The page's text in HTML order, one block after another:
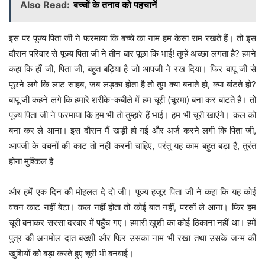
Also Read: बच्चों के तनाव को पहचानें
इस पर पूज्य पिता जी ने फरमाया कि बच्चे का नाम हम केसा राम रखते हैं। तो इस
दौरान परिवार से पूज्य पिता जी ने तीन बार पूछा कि भाई! तुम्हें अच्छा लगता है? हमने
कहा कि हाँ जी, पिता जी, बहुत बढ़िया है जो आपजी ने रख दिया। फिर बापू जी से
पूछने लगे कि लाट साहब, जब लड़का होता है तो तुम क्या बनाते हो, क्या बांटते हो?
बापू जी कहने लगे कि हमारे शरीके-कबीले में हम चूरी (चूरमा) बना कर बांटते हैं। तो
पूज्य पिता जी ने फरमाया कि हम भी तो तुम्हारे हैं भाई। हम भी चूरी खाएंगे। कल को
बना कर ले आना। इस दौरान मैं खड़ी हो गई और अर्ज़ करने लगी कि पिता जी,
आपजी के वचनों की काट तो नहीं करनी चाहिए, परंतु यह काम बहुत बड़ा है, तुरंत
होना मुश्किल है
और हमें एक दिन की मोहलत दे दो जी। पूज्य हजूर पिता जी ने कहा कि यह कोई
वचन काट नहीं बेटा। कल नहीं होता तो कोई बात नहीं, परसों ले आना। फिर हम
चूरी बनाकर सरसा दरबार में पहुँच गए। हमारी खुशी का कोई ठिकाना नहीं था। हमें
पुत्र की अनमोल दात बख्शी और फिर उसका नाम भी रखा तथा उसके जन्म की
खुशियों को बड़ा करते हुए चूरी भी बनवाई।